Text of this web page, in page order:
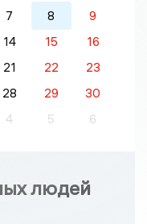
7 8
9
14 15
16
21 22
23
28 29
30
4 5 6
людей